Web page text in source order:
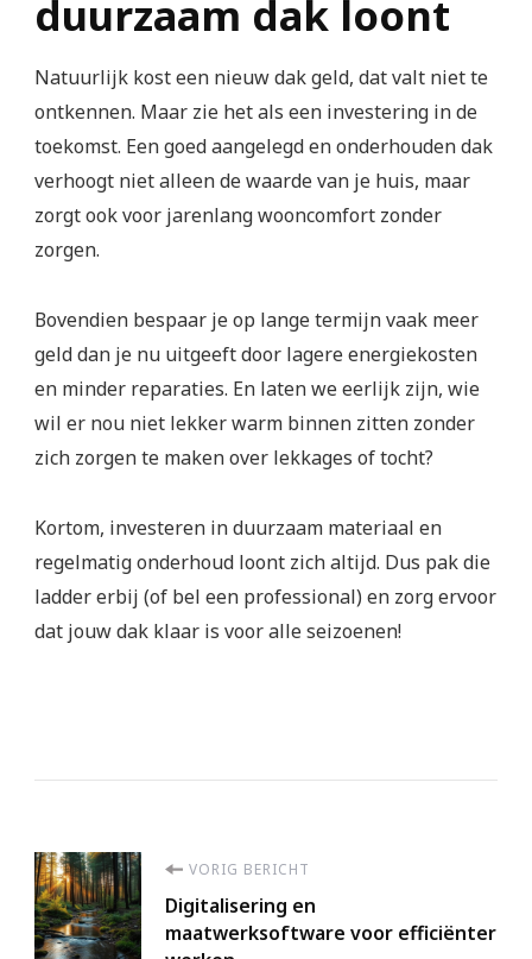
duurzaam dak loont
Natuurlijk kost een nieuw dak geld, dat valt niet te
ontkennen. Maar zie het als een investering in de
toekomst. Een goed aangelegd en onderhouden dak
verhoogt niet alleen de waarde van je huis, maar
zorgt ook voor jarenlang wooncomfort zonder
zorgen.
Bovendien bespaar je op lange termijn vaak meer
geld dan je nu uitgeeft door lagere energiekosten
en minder reparaties. En laten we eerlijk zijn, wie
wil er nou niet lekker warm binnen zitten zonder
zich zorgen te maken over lekkages of tocht?
Kortom, investeren in duurzaam materiaal en
regelmatig onderhoud loont zich altijd. Dus pak die
ladder erbij (of bel een professional) en zorg ervoor
dat jouw dak klaar is voor alle seizoenen!
Berichtnavigatie
VORIG BERICHT
Digitalisering en
maatwerksoftware voor efficiënter